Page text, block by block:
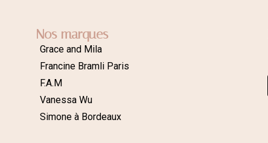
Nos marques
Grace and Mila
Francine Bramli Paris
F.A.M
Vanessa Wu
Simone à Bordeaux